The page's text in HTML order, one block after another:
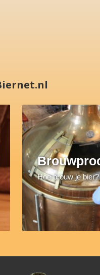
Hoe brouw je bier?